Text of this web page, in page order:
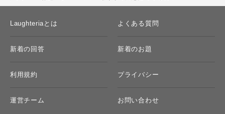
Laughteriaとは よくある質問
新着の回答 新着のお題
利用規約 プライバシー
運営チーム お問い合わせ